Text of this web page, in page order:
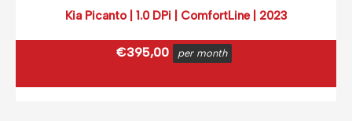
Kia Picanto | 1.0 DPi | ComfortLine | 2023
€395,00 per month